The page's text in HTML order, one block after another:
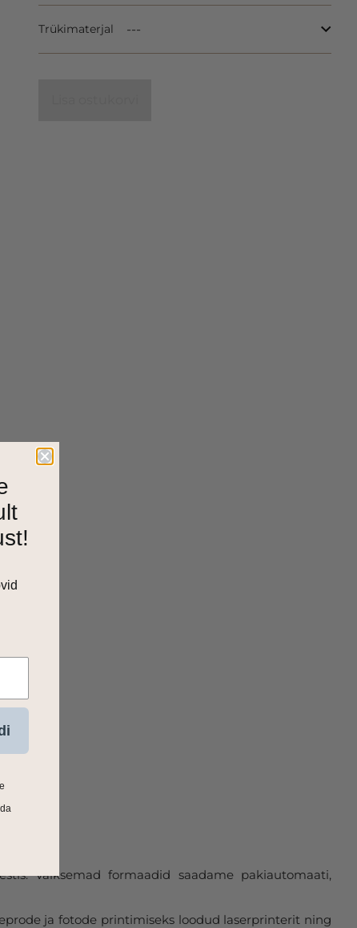
Trükimaterjal
Väiksemad formaadid saadame pakiautomaati,
ja fotode printimiseks loodud laserprinterit ning